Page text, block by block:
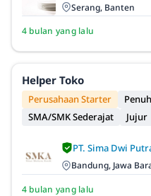
Serang, Banten
4 bulan yang lalu
Helper Toko
Perusahaan Starter
SMA/SMK Sederajat
Jujur
PT. Sima Dwi
Bandung, Jawa
4 bulan yang lalu